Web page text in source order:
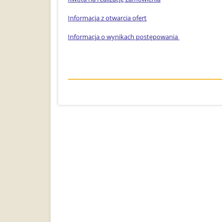
Informacja z otwarcia ofert
Informacja o wynikach postępowania